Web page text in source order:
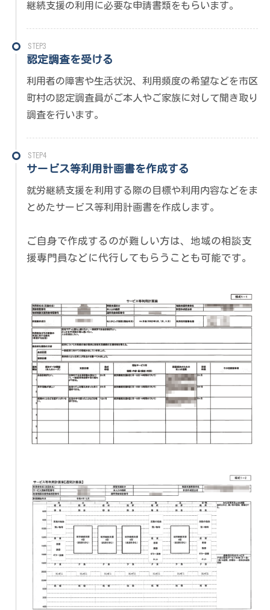
継続支援の利用に必要な申請書類をもらいます。
STEP3
認定調査を受ける
利用者の障害や生活状況、利用頻度の希望などを市区
町村の認定調査員がご本人やご家族に対して聞き取り
調査を行います。
STEP4
サービス等利用計画書を作成する
就労継続支援を利用する際の目標や利用内容などをま
とめたサービス等利用計画書を作成します。
ご自身で作成するのが難しい方は、地域の相談支
援専門員などに代行してもらうことも可能です。